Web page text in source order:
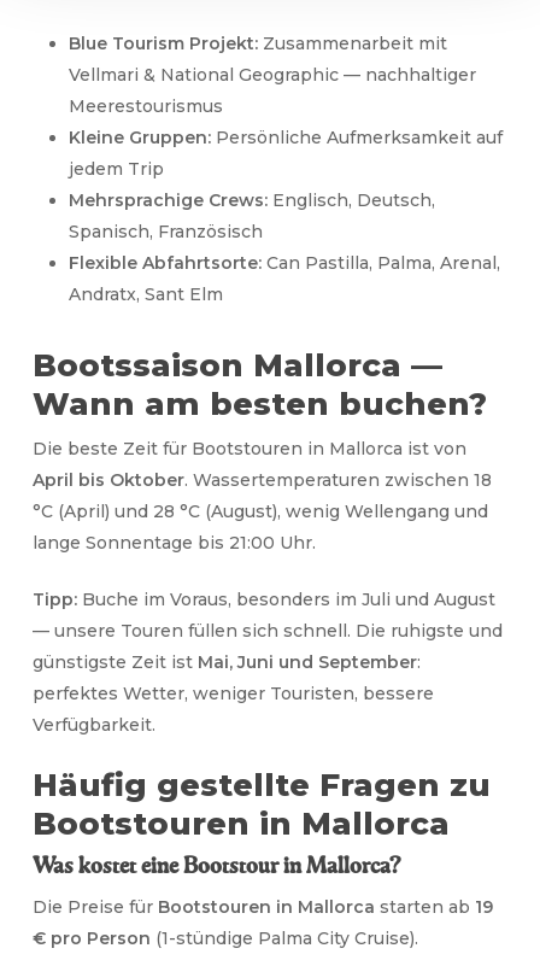
Blue Tourism Projekt:Zusammenarbeit mit
Vellmari & National Geographic — nachhaltiger
Meerestourismus
Kleine Gruppen:Persönliche Aufmerksamkeit auf
jedem Trip
Mehrsprachige Crews:Englisch, Deutsch,
Spanisch, Französisch
Flexible Abfahrtsorte:Can Pastilla, Palma, Arenal,
Andratx, Sant Elm
Bootssaison Mallorca —
Wann am besten buchen?
Die beste Zeit für Bootstouren in Mallorca ist von
April bis Oktober. Wassertemperaturen zwischen 18
°C (April) und 28 °C (August), wenig Wellengang und
lange Sonnentage bis 21:00 Uhr.
Tipp:Buche im Voraus, besonders im Juli und August
— unsere Touren füllen sich schnell. Die ruhigste und
günstigste Zeit ist Mai, Juni und September:
perfektes Wetter, weniger Touristen, bessere
Verfügbarkeit.
Häufig gestellte Fragen zu
Bootstouren in Mallorca
Was kostet eine Bootstour in Mallorca?
Die Preise für Bootstouren in Mallorca starten ab 19
€ pro Person (1-stündige Palma City Cruise).